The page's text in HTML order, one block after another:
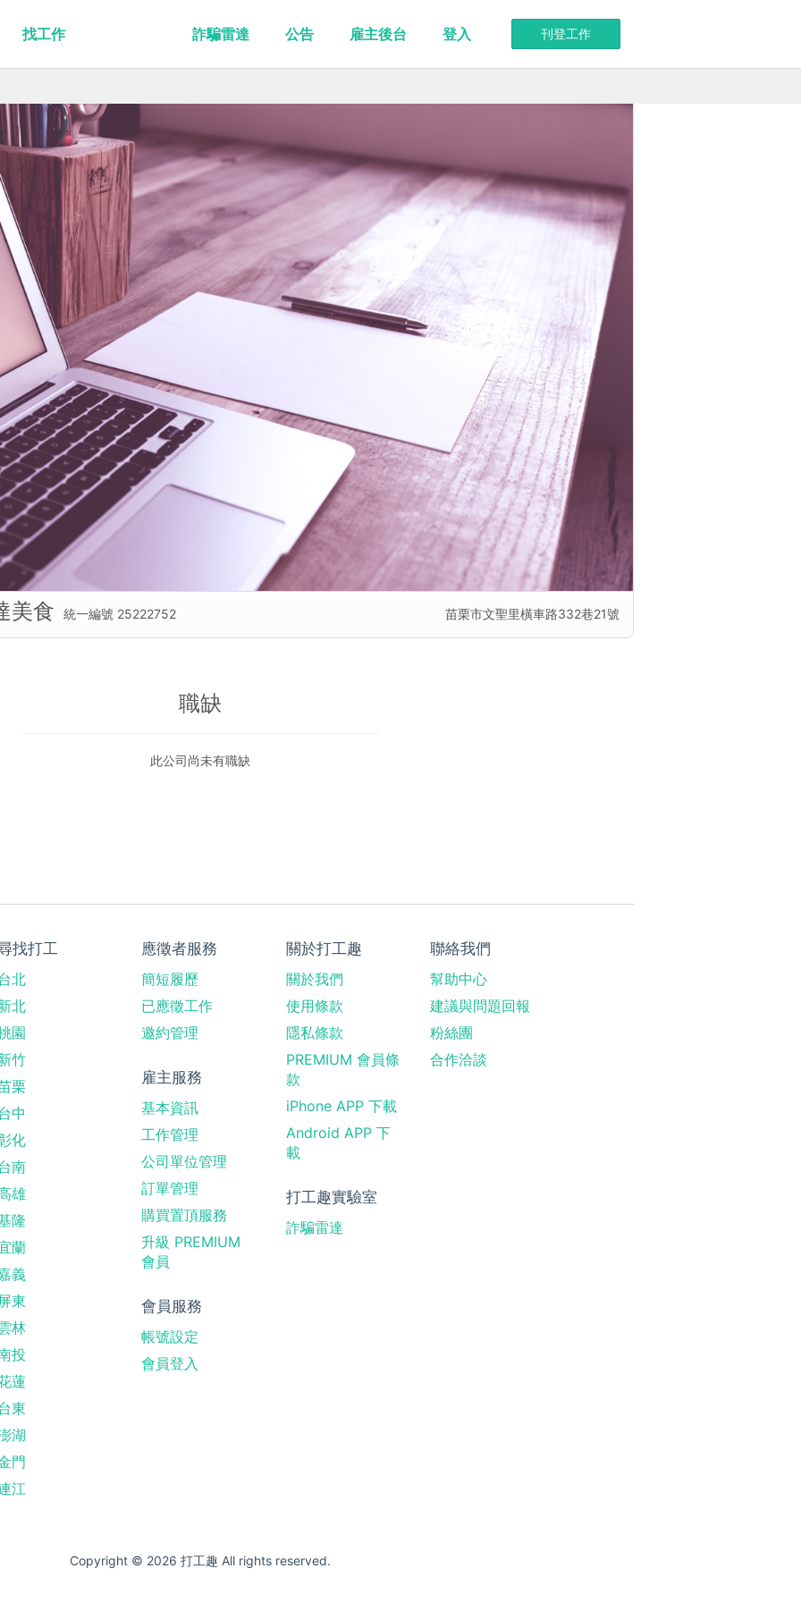
刊登工作
找工作 詐騙雷達 公告 雇主後台 登入
美食 統一編號 25222752 苗栗市文聖里橫車路332巷21號
職缺
此公司尚未有職缺
找打工
北
北
園
竹
栗
中
化
南
雄
隆
蘭
義
東
林
投
蓮
東
湖
門
江
應徵者服務
簡短履歷
已應徵工作
邀約管理
雇主服務
基本資訊
工作管理
公司單位管理
訂單管理
購買置頂服務
升級 PREMIUM
會員
會員服務
帳號設定
會員登入
關於打工趣
關於我們
使用條款
隱私條款
PREMIUM 會員條
款
iPhone APP 下載
Android APP 下
載
打工趣實驗室
詐騙雷達
聯絡我們
幫助中心
建議與問題回報
粉絲團
合作洽談
Copyright © 2026 打工趣 All rights reserved.